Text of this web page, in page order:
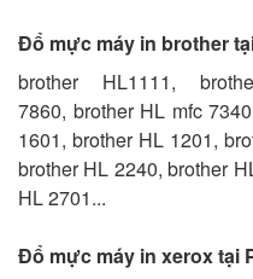
Đổ mực máy in brother
brother HL1111,
7860, brother HL mfc
1601, brother HL 1201,
brother HL 2240, brother
HL 2701...
Đổ mực máy in xerox tại